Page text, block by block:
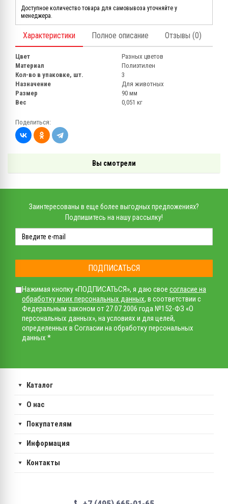
Доступное количество товара для самовывоза уточняйте у
менеджера.
Характеристики Полное описание Отзывы (0)
Цвет
Разных цветов
Материал
Полиэтилен
Кол-во в упаковке, шт.
3
Назначение
Для животных
Размер
90 мм
Вес
0,051 кг
Поделиться:
Вы смотрели
Заинтересованы в еще более выгодных предложениях?
Подпишитесь на нашу рассылку!
ПОДПИСАТЬСЯ
Нажимая кнопку «ПОДПИСАТЬСЯ», я даю свое согласие на
обработку моих персональных данных, в соответствии с
Федеральным законом от 27.07.2006 года №152-ФЗ «О
персональных данных», на условиях и для целей,
определенных в Согласии на обработку персональных
данных *
Каталог
О нас
Покупателям
Информация
Контакты